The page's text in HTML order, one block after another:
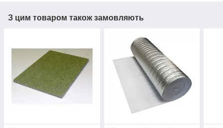
З цим товаром також замовляють